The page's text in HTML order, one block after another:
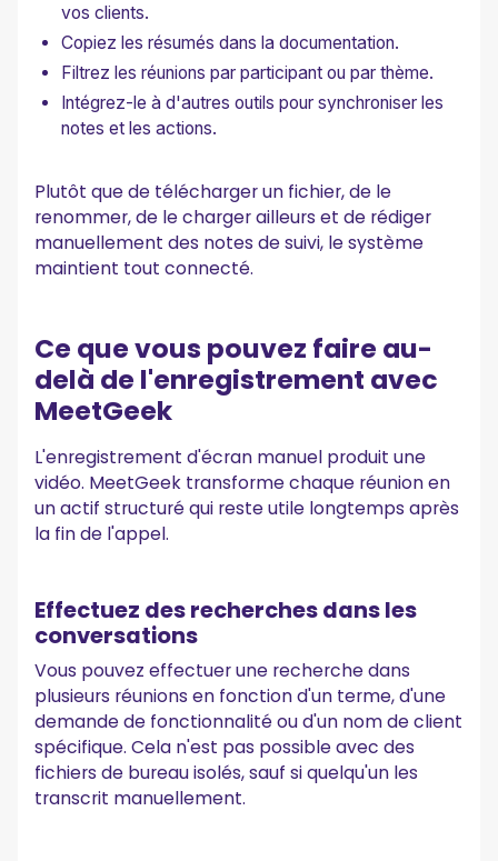
vos clients.
Copiez les résumés dans la documentation.
Filtrez les réunions par participant ou par thème.
Intégrez-le à d'autres outils pour synchroniser les
notes et les actions.
Plutôt que de télécharger un fichier, de le
renommer, de le charger ailleurs et de rédiger
manuellement des notes de suivi, le système
maintient tout connecté.
Ce que vous pouvez faire au-
delà de l'enregistrement avec
MeetGeek
L'enregistrement d'écran manuel produit une
vidéo. MeetGeek transforme chaque réunion en
un actif structuré qui reste utile longtemps après
la fin de l'appel.
Effectuez des recherches dans les
conversations
Vous pouvez effectuer une recherche dans
plusieurs réunions en fonction d'un terme, d'une
demande de fonctionnalité ou d'un nom de client
spécifique. Cela n'est pas possible avec des
fichiers de bureau isolés, sauf si quelqu'un les
transcrit manuellement.